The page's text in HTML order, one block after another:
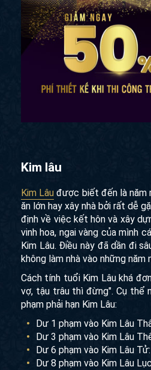
Kim lâu
Kim Lâu được biết đến là năm
ăn lớn hay xây nhà bởi rất dễ
định về việc kết hôn và xây
vinh hoa, ngai vàng của mình
Kim Lâu. Điều này đã dần đi
không làm nhà vào những
Cách tính tuổi Kim Lâu khá
vợ, tậu trâu thì đừng". Cụ thể
phạm phải hạn Kim Lâu:
Dư 1 phạm vào Kim Lâu
Dư 3 phạm vào Kim Lâu
Dư 6 phạm vào Kim Lâu
Dư 8 phạm vào Kim Lâu